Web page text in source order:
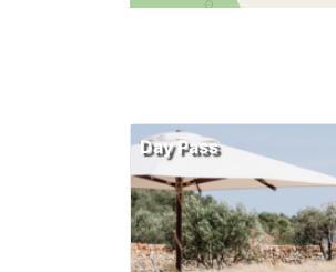
Day Pass